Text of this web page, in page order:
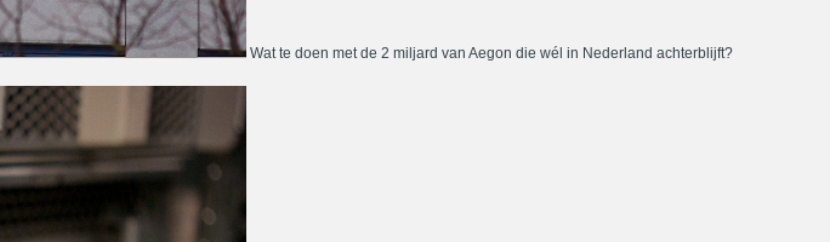
Wat te doen met de 2 miljard van Aegon die wél in Nederland achterblijft?